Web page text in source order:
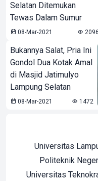
Selatan Ditemukan
Tewas Dalam Sumur
08-Mar-2021 2096
Bukannya Salat, Pria Ini
Gondol Dua Kotak Amal
di Masjid Jatimulyo
Lampung Selatan
08-Mar-2021 1472
Universitas
Politeknik
Universitas